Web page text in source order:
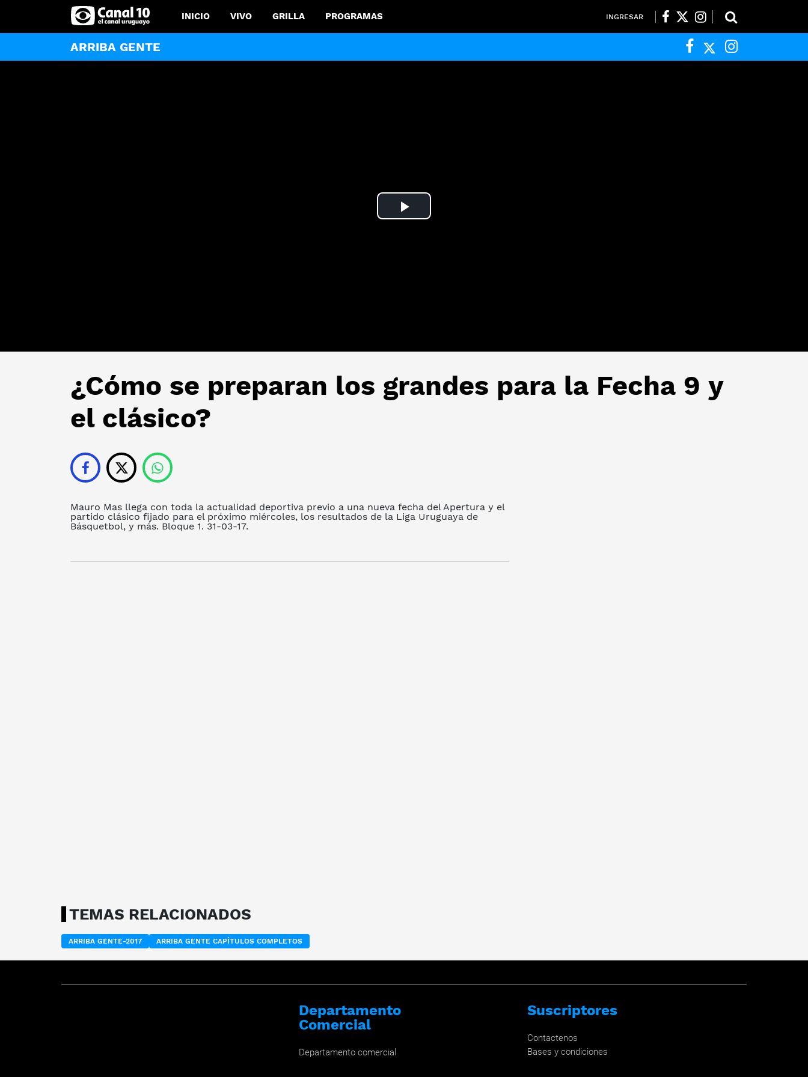
INICIO VIVO GRILLA PROGRAMAS INGRESAR
ARRIBA GENTE
Play
¿Cómo se preparan los grandes para la Fecha 9 y
el clásico?
Mauro Mas llega con toda la actualidad deportiva previo a una nueva fecha del Apertura y el
partido clásico fijado para el próximo miércoles, los resultados de la Liga Uruguaya de
Básquetbol, y más. Bloque 1. 31-03-17.
TEMAS RELACIONADOS
ARRIBA GENTE-2017 ARRIBA GENTE CAPÍTULOS COMPLETOS
Departamento
Comercial
Departamento comercial
Suscriptores
Contactenos
Bases y condiciones